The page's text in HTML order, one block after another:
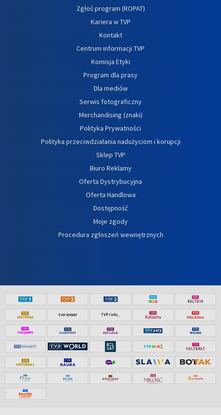
Zgłoś program (ROPAT)
Kariera w TVP
Kontakt
Centrum informacji TVP
Komisja Etyki
Program dla prasy
Dla mediów
Serwis fotograficzny
Merchandising (znaki)
Polityka Prywatności
Polityka przeciwdziałania nadużyciom i korupcji
Sklep TVP
Biuro Reklamy
Oferta Dystrybucyjna
Oferta Handlowa
Dostępność
Moje zgody
Procedura zgłoszeń wewnętrznych